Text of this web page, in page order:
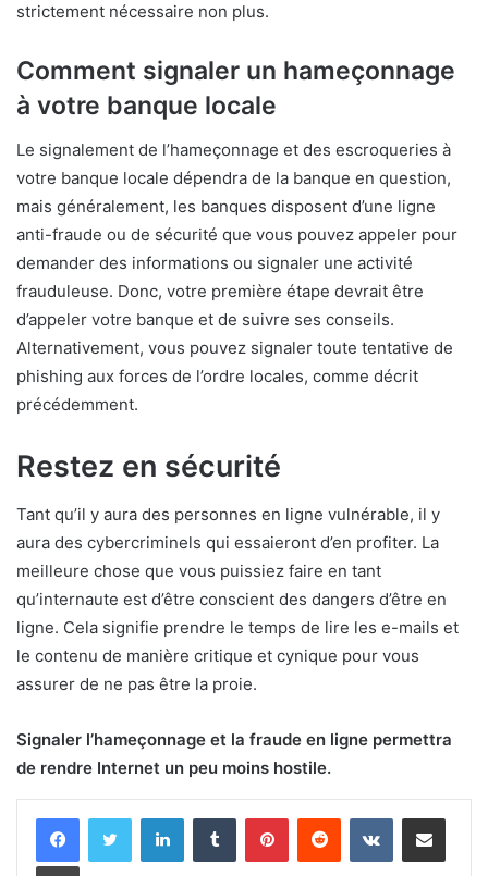
strictement nécessaire non plus.
Comment signaler un hameçonnage
à votre banque locale
Le signalement de l’hameçonnage et des escroqueries à
votre banque locale dépendra de la banque en question,
mais généralement, les banques disposent d’une ligne
anti-fraude ou de sécurité que vous pouvez appeler pour
demander des informations ou signaler une activité
frauduleuse. Donc, votre première étape devrait être
d’appeler votre banque et de suivre ses conseils.
Alternativement, vous pouvez signaler toute tentative de
phishing aux forces de l’ordre locales, comme décrit
précédemment.
Restez en sécurité
Tant qu’il y aura des personnes en ligne vulnérable, il y
aura des cybercriminels qui essaieront d’en profiter. La
meilleure chose que vous puissiez faire en tant
qu’internaute est d’être conscient des dangers d’être en
ligne. Cela signifie prendre le temps de lire les e-mails et
le contenu de manière critique et cynique pour vous
assurer de ne pas être la proie.
Signaler l’hameçonnage et la fraude en ligne permettra
de rendre Internet un peu moins hostile.
LinkedinTumblr PinterestReddit VKontaktePartager par email
Imprimer